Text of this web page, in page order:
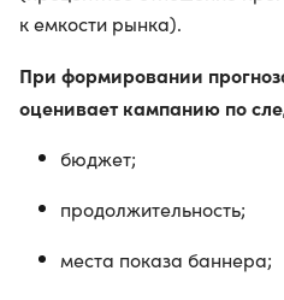
к емкости рынка).
При формировании
оценивает кампанию по
бюджет;
продолжительность;
места показа баннера;